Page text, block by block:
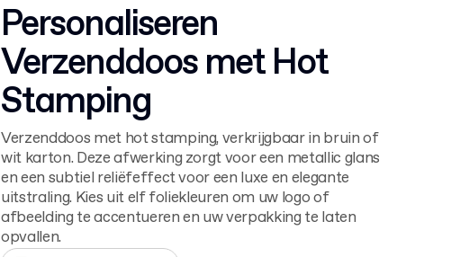
Personaliseren
Verzenddoos met Hot
Stamping
Verzenddoos met hot stamping, verkrijgbaar in bruin of
wit karton. Deze afwerking zorgt voor een metallic glans
en een subtiel reliëfeffect voor een luxe en elegante
uitstraling. Kies uit elf foliekleuren om uw logo of
afbeelding te accentueren en uw verpakking te laten
opvallen.